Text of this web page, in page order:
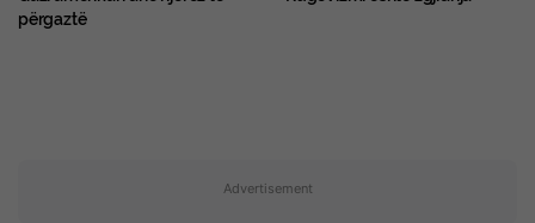
përgaztë
Advertisement